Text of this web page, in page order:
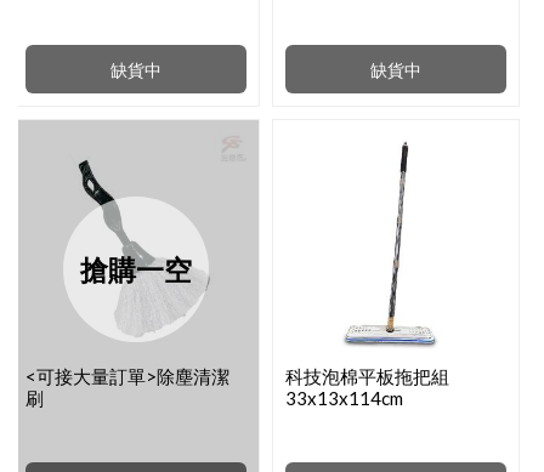
缺貨中 缺貨中
搶購一空
<可接大量訂單>除塵清潔
刷
科技泡棉平板拖把組
33x13x114cm